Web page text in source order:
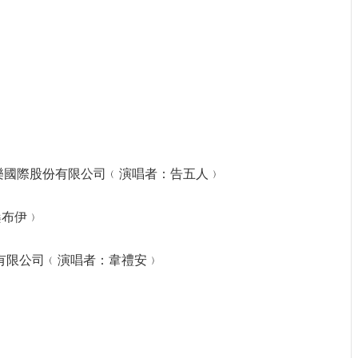
際股份有限公司﹙演唱者：告五人﹚
伊﹚
公司﹙演唱者：韋禮安﹚